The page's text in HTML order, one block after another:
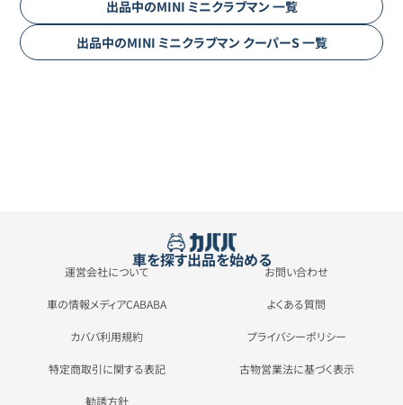
出品中のMINI ミニクラブマン 一覧
出品中のMINI ミニクラブマン クーパーS一覧
車を探す出品を始める
運営会社について お問い合わせ
車の情報メディアCABABA よくある質問
カババ利用規約 プライバシーポリシー
特定商取引に関する表記 古物営業法に基づく表示
勧誘方針